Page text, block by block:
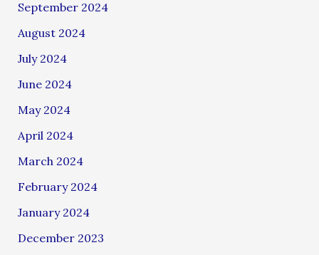
September 2024
August 2024
July 2024
June 2024
May 2024
April 2024
March 2024
February 2024
January 2024
December 2023